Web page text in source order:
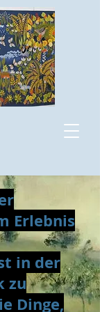
Erlebnis
in der
zu
Dinge,